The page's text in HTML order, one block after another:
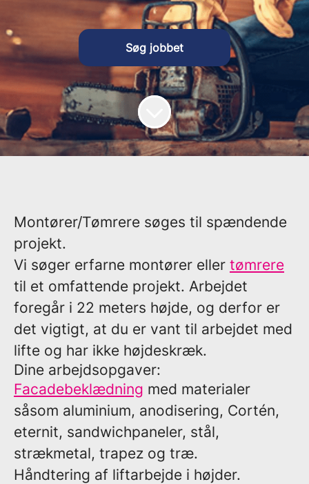
Søg jobbet
Montører/Tømrere søges til spændende
projekt.
Vi søger erfarne montører eller tømrere
til et omfattende projekt. Arbejdet
foregår i 22 meters højde, og derfor er
det vigtigt, at du er vant til arbejdet med
lifte og har ikke højdeskræk.
Dine arbejdsopgaver:
Facadebeklædning med materialer
såsom aluminium, anodisering, Cortén,
eternit, sandwichpaneler, stål,
strækmetal, trapez og træ.
Håndtering af liftarbejde i højder.